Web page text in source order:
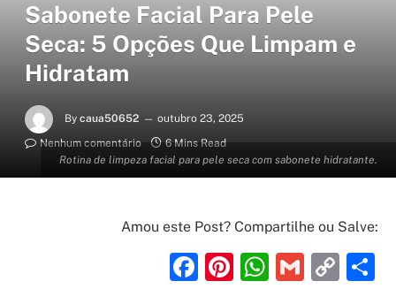
Rotina de limpeza facial para pele seca com sabonete hidratante.
Sabonete Facial Para Pele
Seca: 5 Opções Que Limpam e
Hidratam
By caua50652
outubro 23, 2025
Nenhum comentário
6 Mins Read
Amou este Post? Compartilhe ou Salve:
Facebook
Pinterest
Gmail